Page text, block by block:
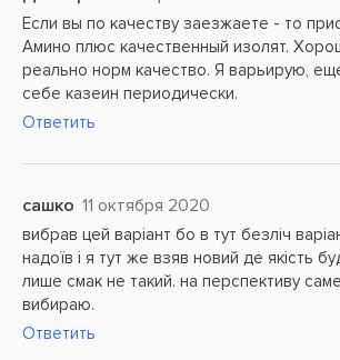
Если вы по качеству заезжаете - то
Амино плюс качественный изолят.
реально норм качество. Я варьирую,
себе казеин периодически.
Ответить
сашко 11 октября 2020
вибрав цей варіант бо в тут безліч
надоїв і я тут же взяв новий де якість
лише смак не такий. на перспективу
вибираю.
Ответить